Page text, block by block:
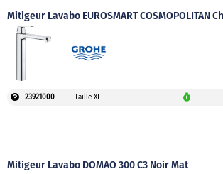
Mitigeur Lavabo EUROSMART COSMOPOLITAN
23921000 Taille XL
Mitigeur Lavabo DOMAO 300 C3 Noir Mat